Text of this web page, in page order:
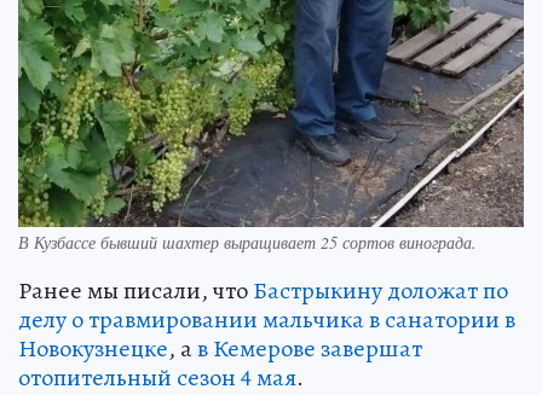
В Кузбассе бывший шахтер выращивает 25 сортов винограда.
Ранее мы писали, чтоБастрыкину доложат по
делу о травмировании мальчика в санатории в
Новокузнецке, ав Кемерове завершат
отопительный сезон 4 мая.